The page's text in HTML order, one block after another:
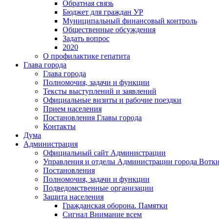
Обратная связь
Бюджет для граждан УР
Муниципальный финансовый контроль
Общественные обсуждения
Задать вопрос
2020
О профилактике гепатита
Глава города
Глава города
Полномочия, задачи и функции
Тексты выступлений и заявлений
Официальные визиты и рабочие поездки
Прием населения
Постановления Главы города
Контакты
Дума
Администрация
Официальный сайт Администрации
Управления и отделы Администрации города
Постановления
Полномочия, задачи и функции
Подведомственные организации
Защита населения
Гражданская оборона. Памятки
Сигнал Внимание всем